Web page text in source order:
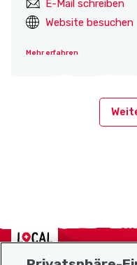
E-Mail schreiben
Website besuchen
Mehr erfahren
Localcities